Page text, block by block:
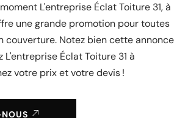
L'entreprise Éclat Toiture 31, à
une grande promotion pour toutes
couverture. Notez bien cette annonce
L'entreprise Éclat Toiture 31 à
votre prix et votre devis !